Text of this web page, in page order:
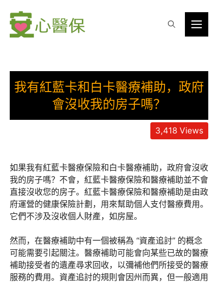
content
我有紅藍卡和白卡醫療補助，政府
會沒收我的房子嗎？
3,418 Views
如果我有紅藍卡醫療保險和白卡醫療補助，政府會沒收
我的房子嗎？不會，紅藍卡醫療保險和醫療補助並不會
直接沒收您的房子。紅藍卡醫療保險和醫療補助是由政
府運營的健康保險計劃，用來幫助個人支付醫療費用。
它們不涉及沒收個人財產，如房屋。
然而，在醫療補助中有一個被稱為 “資產追討” 的概念
可能需要引起關注。醫療補助可能會向某些已故的醫療
補助接受者的遺產尋求回收，以彌補他們所接受的醫療
服務的費用。資產追討的規則會因州而異，但一般適用